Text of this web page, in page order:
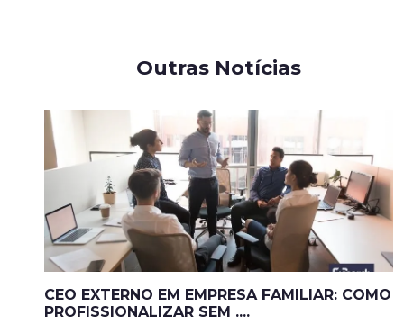
Outras Notícias
CEO EXTERNO EM EMPRESA FAMILIAR: COMO
PROFISSIONALIZAR SEM ....